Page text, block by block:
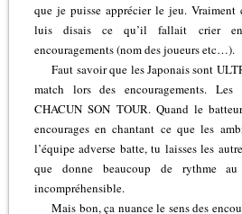
que je puisse apprécier le jeu.
luis disais ce qu’il fallait crier
encouragements (nom des joueurs etc…).
Faut savoir que les Japonais sont
match lors des encouragements. Les
CHACUN SON TOUR. Quand le
encourages en chantant ce que les
l’équipe adverse batte, tu laisses les
que donne beaucoup de rythme
incompréhensible.
Mais bon, ça nuance le sens des